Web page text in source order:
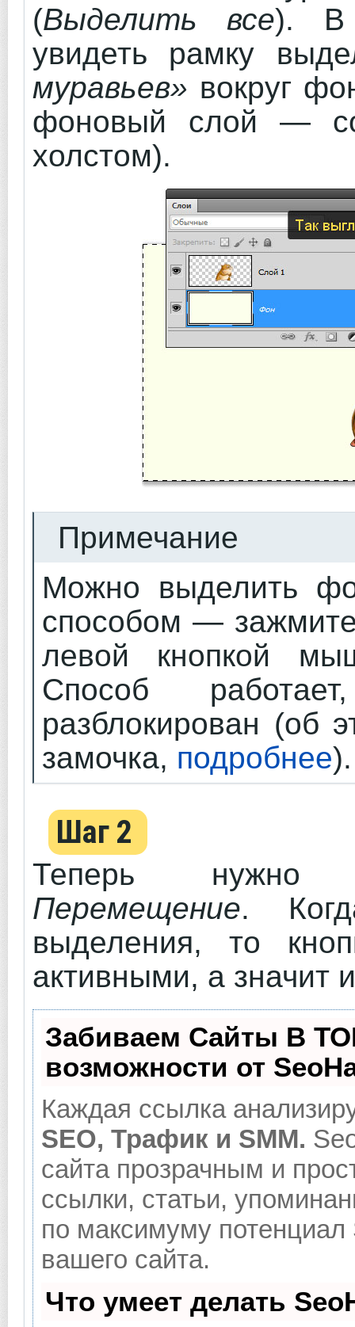
(Выделить все). В
увидеть рамку
муравьев» вокруг
фоновый слой —
холстом).
Примечание
Можно выделить
способом —
левой кнопкой
Способ
разблокирован (об
замочка, подробнее).
Шаг 2
Теперь нужно
Перемещение.
выделения, то
активными, а значит
Забиваем Сайты В
возможности от
Каждая ссылка
SEO, Трафик и SMM.
сайта прозрачным и
ссылки, статьи,
по максимуму
вашего сайта.
Что умеет делать